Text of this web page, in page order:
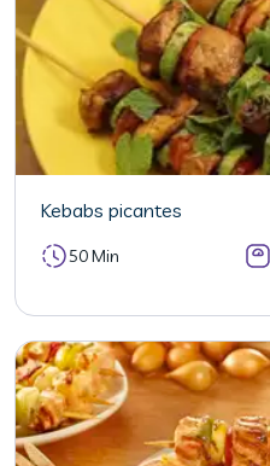
Kebabs picantes
50 Min